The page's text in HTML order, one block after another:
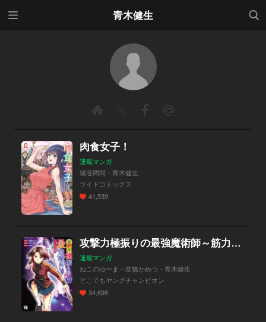
青木健生
検索
肉食女子！
連載マンガ
城谷間間・青木健生
ライドコミックス
41,539
攻撃力極振りの最強魔術師～筋力値9999の大剣士、転生して二度目の人生を歩む～
連載マンガ
ねこのゆーま・友橋かめつ・青木健生
どこでもヤングチャンピオン
34,698